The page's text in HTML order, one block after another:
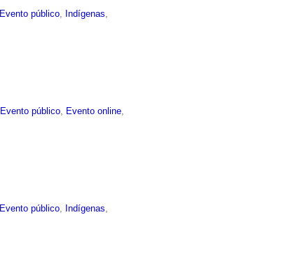
Evento público, Indígenas,
Evento público, Evento online,
Evento público Indígenas